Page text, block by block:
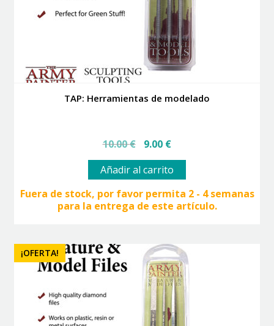
TAP: Herramientas de modelado
10.00€
El
original
era:
10.00 €.
9.00 €El
actual
es:
9.00 €.
Añadir al carrito
Fuera de stock, por favor permita 2 - 4 semanas
para la entrega de este artículo.
¡OFERTA!